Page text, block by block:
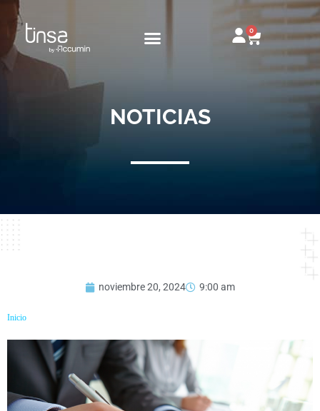
contenido
0
Carrito
NOTICIAS
noviembre 20, 2024 9:00 am
Inicio